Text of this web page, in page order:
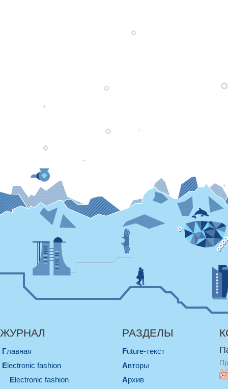
ЖУРНАЛ
Главная
electronic fashion
electronic fashion
РАЗДЕЛЫ
Future-текст
Авторы
Архив